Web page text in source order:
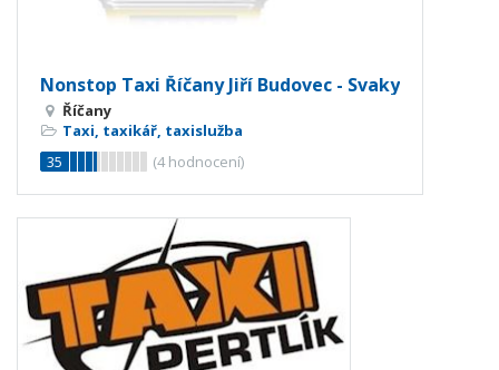
Nonstop Taxi Říčany Jiří Budovec - Svaky
Říčany
Taxi, taxikář, taxislužba
35
(4hodnocení)